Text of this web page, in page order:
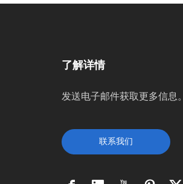
了解详情
发送电子邮件获取更多信息。
联系我们